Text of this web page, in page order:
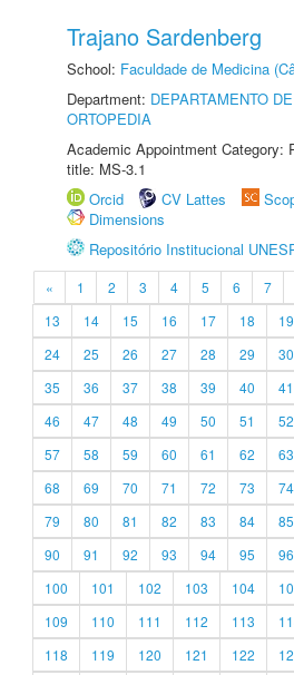
Trajano Sardenberg
School: Faculdade de Medicina
Department: DEPARTAMENTO
ORTOPEDIA
Academic Appointment Category:
title: MS-3.1
Orcid
CV Lattes
Dimensions
Repositório Institucional
« 1 2 3 4 5 6 7
13
14 15 16 17 18 19
24
25 26 27 28 29 30
35
36 37 38 39 40 41
46
47 48 49 50 51 52
57
58 59 60 61 62 63
68
69 70 71 72 73 74
79
80 81 82 83 84 85
90
91 92 93 94 95 96
100
101 102 103 104
109
110 111 112 113
118
119 120 121 122